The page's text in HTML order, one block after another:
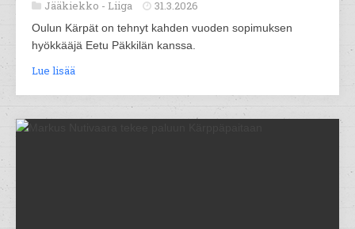
Jääkiekko - Liiga 31.3.2026
Oulun Kärpät on tehnyt kahden vuoden sopimuksen
hyökkääjä Eetu Päkkilän kanssa.
Lue lisää